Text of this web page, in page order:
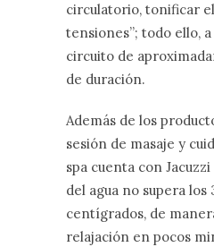
circulatorio, tonificar
tensiones”; todo ello,
circuito de
de duración.
Además de los
sesión de masaje y
spa cuenta con
del agua no supera los
centígrados, de
relajación en pocos